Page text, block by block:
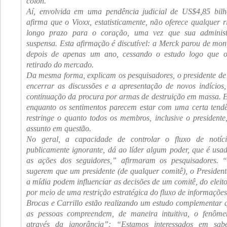
Aí, envolvida em uma pendência judicial de US$4,85
afirma que o Vioxx, estatisticamente, não oferece qualquer
longo prazo para o coração, uma vez que sua
suspensa. Esta afirmação é discutível: a Merck parou de
depois de apenas um ano, cessando o estudo logo que
retirado do mercado.
Da mesma forma, explicam os pesquisadores, o presidente
encerrar as discussões e a apresentação de novos
continuação da procura por armas de destruição em massa.
enquanto os sentimentos parecem estar com uma certa
restringe o quanto todos os membros, inclusive o
assunto em questão.
No geral, a capacidade de controlar o fluxo de
publicamente ignorante, dá ao líder algum poder, que é
as ações dos seguidores,” afirmaram os pesquisadores.
sugerem que um presidente (de qualquer comitê), o
a mídia podem influenciar as decisões de um comitê, do
por meio de uma restrição estratégica do fluxo de
Brocas e Carrillo estão realizando um estudo complementar
as pessoas compreendem, de maneira intuitiva, o
através da ignorância”: “Estamos interessados em